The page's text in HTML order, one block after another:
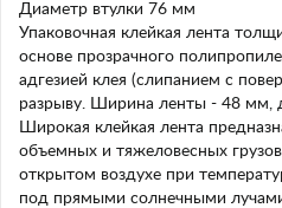
Диаметр втулки 76 мм
Упаковочная клейкая лента
основе прозрачного
адгезией клея (слипанием с
разрыву. Ширина ленты - 48 мм,
Широкая клейкая лента
объемных и тяжеловесных
открытом воздухе при
под прямыми солнечными